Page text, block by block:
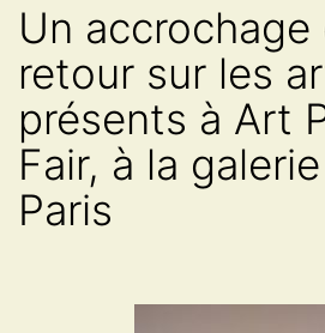
Un
retour sur les
présents à Art
Fair, à la
Paris